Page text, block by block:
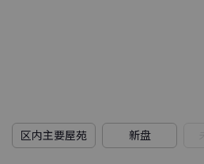
区内主要屋苑 新盘